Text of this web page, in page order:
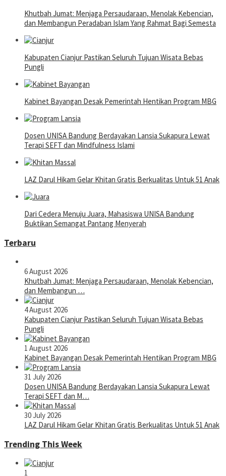
Khutbah Jumat: Menjaga Persaudaraan, Menolak Kebencian,
dan Membangun Peradaban Islam Yang Rahmat Bagi Semesta
Kabupaten Cianjur Pastikan Seluruh Tujuan Wisata Bebas
Pungli
Kabinet Bayangan Desak Pemerintah Hentikan Program MBG
Dosen UNISA Bandung Berdayakan Lansia Sukapura Lewat
Terapi SEFT dan Mindfulness Islami
LAZ Darul Hikam Gelar Khitan Gratis Berkualitas Untuk 51 Anak
Dari Cedera Menuju Juara, Mahasiswa UNISA Bandung
Buktikan Semangat Pantang Menyerah
Terbaru
6 August 2026
Khutbah Jumat: Menjaga Persaudaraan, Menolak Kebencian,
dan Membangun …
4 August 2026
Kabupaten Cianjur Pastikan Seluruh Tujuan Wisata Bebas
Pungli
1 August 2026
Kabinet Bayangan Desak Pemerintah Hentikan Program MBG
31 July 2026
Dosen UNISA Bandung Berdayakan Lansia Sukapura Lewat
Terapi SEFT dan M…
30 July 2026
LAZ Darul Hikam Gelar Khitan Gratis Berkualitas Untuk 51 Anak
Trending This Week
1